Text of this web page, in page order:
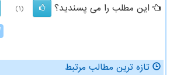
این مطلب را می پسندید؟
(1)
تازه ترین مطالب مرتبط